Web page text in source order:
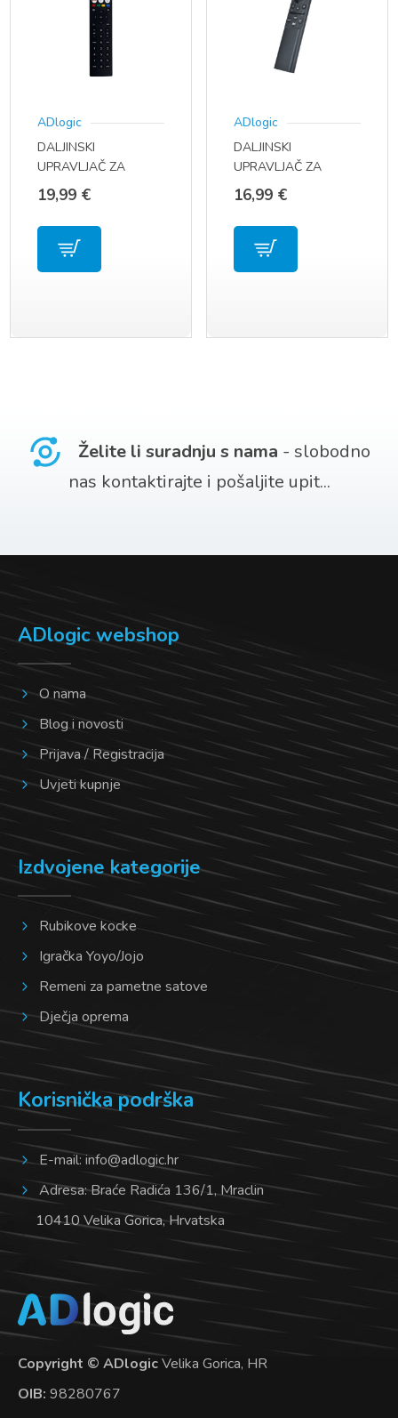
ADlogic
DALJINSKI
UPRAVLJAČ ZA
HISENSE SMART TV
ERF2M36H
19,99 €
ADlogic
DALJINSKI
UPRAVLJAČ ZA
SAMSUNG TV BN59-
01388E
16,99 €
Želite li suradnju s nama - slobodno
nas kontaktirajte i pošaljite upit...
ADlogic webshop
O nama
Blog i novosti
Prijava / Registracija
Uvjeti kupnje
Izdvojene kategorije
Rubikove kocke
Igračka Yoyo/Jojo
Remeni za pametne satove
Dječja oprema
Korisnička podrška
E-mail:info@adlogic.hr
Adresa: Braće Radića 136/1, Mraclin
10410 Velika Gorica, Hrvatska
Copyright © ADlogicVelika Gorica, HR
OIB: 98280767